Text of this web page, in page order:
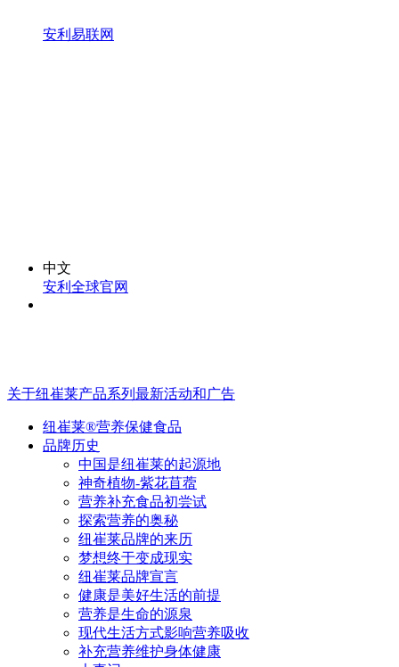
安利易联网
中文
安利全球官网
关于纽崔莱产品系列 最新活动和广告
纽崔莱®营养保健食品
品牌历史
中国是纽崔莱的起源地
神奇植物-紫花苜蓿
营养补充食品初尝试
探索营养的奥秘
纽崔莱品牌的来历
梦想终于变成现实
纽崔莱品牌宣言
健康是美好生活的前提
营养是生命的源泉
现代生活方式影响营养吸收
补充营养维护身体健康